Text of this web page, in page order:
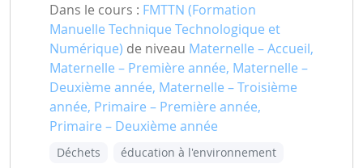
Dans le cours : FMTTN (Formation
Manuelle Technique Technologique et
Numérique) de niveau Maternelle – Accueil,
Maternelle – Première année, Maternelle –
Deuxième année, Maternelle – Troisième
année, Primaire – Première année,
Primaire – Deuxième année
Déchets
éducation à l'environnement